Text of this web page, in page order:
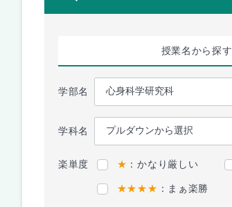
授業名から探す
学部名
学科名
楽単度 ★ ：かなり厳しい
★★★★ ：まぁ楽勝